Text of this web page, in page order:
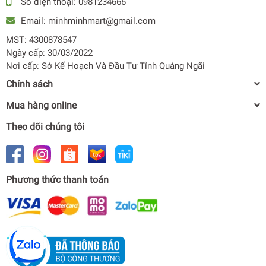
Trang bị bơm trợ lực giúp tăng áp lực nước giúp nước
ra mạnh hơn
điện tử trong nhà không bị nhiễu điện từ
Trang bị bộ cảm biến nhiệt giúp kiểm soát nhiệt độ
nước và ngắt điện lập tức khi nhiệt độ nước quá nóng,
Cảm biến lưu lượng nước thông minh, tự ngắt khi
lượng nước đầu ra ít hơn 2 lít/phút để tránh tình trạng
cháy khi thanh nhiệt bị khô
Công nghệ tinh thể Ag+ diệt khuẩn được ứng dụng lên
vòi sen, tay nắm, bảng điều khiển và núm điều khiển
giúp bảo vệ tối đa sức khỏe người dùng.
Email: minhminhmart@gmail.com
MST: 4300878547
Ngày cấp: 30/03/2022
Nơi cấp: Sở Kế Hoạch Và Đầu Tư Tỉnh Quảng Ngãi
Chính sách
Mua hàng online
Theo dõi chúng tôi
Phương thức thanh toán
0₫
undefined